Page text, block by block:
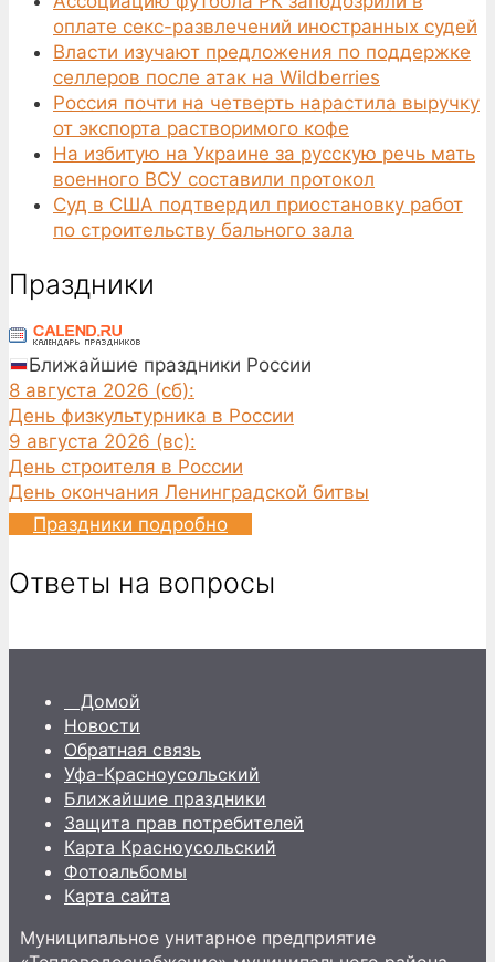
оплате секс-развлечений иностранных судей
Власти изучают предложения по поддержке
селлеров после атак на Wildberries
Россия почти на четверть нарастила выручку
от экспорта растворимого кофе
На избитую на Украине за русскую речь мать
военного ВСУ составили протокол
Суд в США подтвердил приостановку работ
по строительству бального зала
Праздники
Ближайшие праздники России
8 августа 2026 (сб):
День физкультурника в России
9 августа 2026 (вс):
День строителя в России
День окончания Ленинградской битвы
Праздники подробно
Ответы на вопросы
Домой
Новости
Обратная связь
Уфа-Красноусольский
Ближайшие праздники
Защита прав потребителей
Карта Красноусольский
Фотоальбомы
Карта сайта
Муниципальное унитарное предприятие